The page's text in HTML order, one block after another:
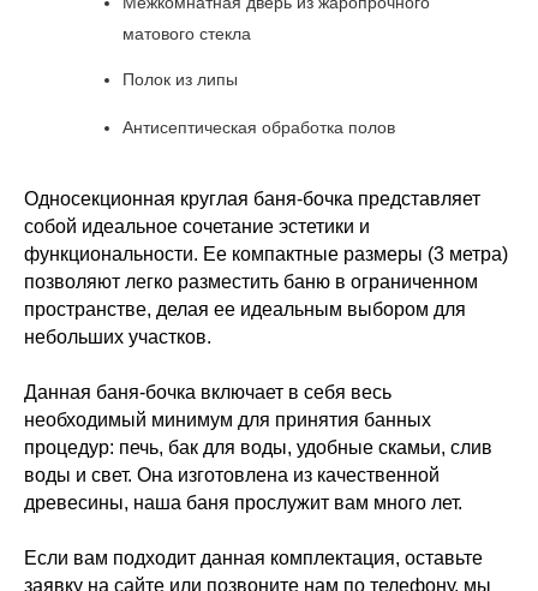
матового стекла
Полок из липы
Антисептическая обработка полов
Односекционная круглая баня-бочка представляет
собой идеальное сочетание эстетики и
функциональности. Ее компактные размеры (3 метра)
позволяют легко разместить баню в ограниченном
пространстве, делая ее идеальным выбором для
небольших участков.
Данная баня-бочка включает в себя весь
необходимый минимум для принятия банных
процедур: печь, бак для воды, удобные скамьи, слив
воды и свет. Она изготовлена из качественной
древесины, наша баня прослужит вам много лет.
Если вам подходит данная комплектация, оставьте
заявку на сайте или позвоните нам по телефону, мы